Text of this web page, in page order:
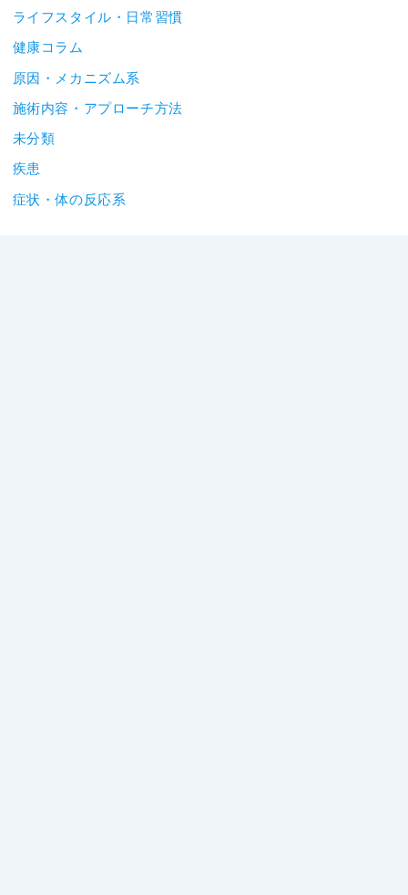
ライフスタイル・日常習慣
健康コラム
原因・メカニズム系
施術内容・アプローチ方法
未分類
疾患
症状・体の反応系